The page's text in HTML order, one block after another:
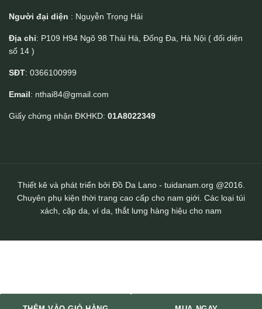
Người đại diện : Nguyễn Trọng Hải
Địa chỉ: P109 H94 Ngõ 98 Thái Hà, Đống Đa, Hà Nội ( đối diện
số 14 )
SĐT: 0366100999
Email: nthai84@gmail.com
Giấy chứng nhận ĐKHKD: 01A8022349
Thiết kê và phát triển bởi Đồ Da Lano - tuidanam.org @2016.
Chuyên phụ kiện thời trang cao cấp cho nam giới. Các loại túi
xách, cặp da, ví da, thắt lưng hàng hiệu cho nam